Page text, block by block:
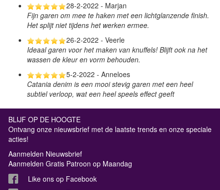
28-2-2022 - Marjan
Fijn garen om mee te haken met een lichtglanzende finish.
Het splijt niet tijdens het werken ermee.
26-2-2022 - Veerle
Ideaal garen voor het maken van knuffels! Blijft ook na het
wassen de kleur en vorm behouden.
5-2-2022 - Anneloes
Catania denim is een mooi stevig garen met een heel
subtiel verloop, wat een heel speels effect geeft
BLIJF OP DE HOOGTE
Ontvang onze nieuwsbrief met de laatste trends en onze speciale
acties!
Aanmelden Nieuwsbrief
Aanmelden Gratis Patroon op Maandag
Like ons op Facebook